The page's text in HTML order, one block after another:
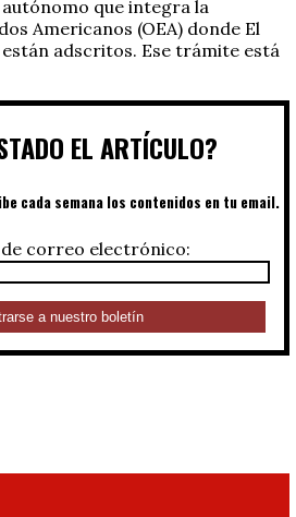
que integra la
Americanos (OEA) donde El
están adscritos. Ese trámite está
EL ARTÍCULO?
cada semana los contenidos en tu email.
correo electrónico: